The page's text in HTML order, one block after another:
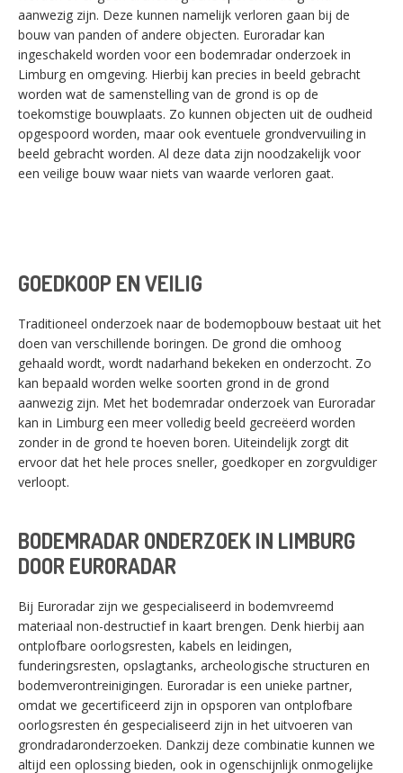
aanwezig zijn. Deze kunnen namelijk verloren gaan bij de
bouw van panden of andere objecten. Euroradar kan
ingeschakeld worden voor een bodemradar onderzoek in
Limburg en omgeving. Hierbij kan precies in beeld gebracht
worden wat de samenstelling van de grond is op de
toekomstige bouwplaats. Zo kunnen objecten uit de oudheid
opgespoord worden, maar ook eventuele grondvervuiling in
beeld gebracht worden. Al deze data zijn noodzakelijk voor
een veilige bouw waar niets van waarde verloren gaat.
GOEDKOOP EN VEILIG
Traditioneel onderzoek naar de bodemopbouw bestaat uit het
doen van verschillende boringen. De grond die omhoog
gehaald wordt, wordt nadarhand bekeken en onderzocht. Zo
kan bepaald worden welke soorten grond in de grond
aanwezig zijn. Met het bodemradar onderzoek van Euroradar
kan in Limburg een meer volledig beeld gecreëerd worden
zonder in de grond te hoeven boren. Uiteindelijk zorgt dit
ervoor dat het hele proces sneller, goedkoper en zorgvuldiger
verloopt.
BODEMRADAR ONDERZOEK IN LIMBURG
DOOR EURORADAR
Bij Euroradar zijn we gespecialiseerd in bodemvreemd
materiaal non-destructief in kaart brengen. Denk hierbij aan
ontplofbare oorlogsresten, kabels en leidingen,
funderingsresten, opslagtanks, archeologische structuren en
bodemverontreinigingen. Euroradar is een unieke partner,
omdat we gecertificeerd zijn in opsporen van ontplofbare
oorlogsresten én gespecialiseerd zijn in het uitvoeren van
grondradaronderzoeken. Dankzij deze combinatie kunnen we
altijd een oplossing bieden, ook in ogenschijnlijk onmogelijke